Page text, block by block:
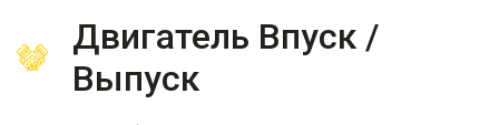
Двигатель Впуск /
Выпуск